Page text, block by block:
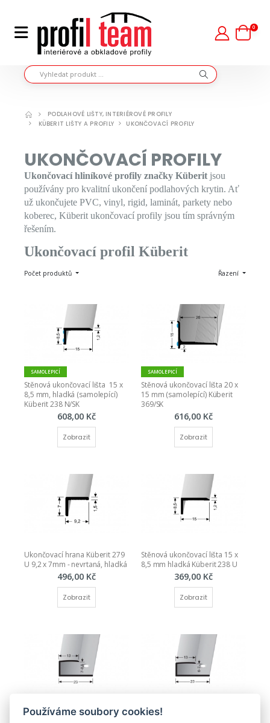
0
PODLAHOVÉ LIŠTY, INTERIÉROVÉ PROFILY
KÜBERIT LIŠTY A PROFILY
UKONČOVACÍ PROFILY
UKONČOVACÍ PROFILY
Ukončovací hliníkové profily značky Küberit jsou
používány pro kvalitní ukončení podlahových krytin. Ať
už ukončujete PVC, vinyl, rigid, laminát, parkety nebo
koberec, Küberit ukončovací profily jsou tím správným
řešením.
Ukončovací profil Küberit
Počet produktů Řazení
SAMOLEPICÍ
Stěnová ukončovací lišta  15 x
8,5 mm, hladká (samolepící)
Küberit 238 N/SK
608,00 Kč
Zobrazit
SAMOLEPICÍ
Stěnová ukončovací lišta 20 x
15 mm (samolepící) Küberit
369/SK
616,00 Kč
Zobrazit
Ukončovací hrana Küberit 279
U 9,2 x 7mm - nevrtaná, hladká
496,00 Kč
Zobrazit
Stěnová ukončovací lišta 15 x
8,5 mm hladká Küberit 238 U
369,00 Kč
Zobrazit
Ukončovací profil hladký 7-
Ukončovací profil hladký 6-
Používáme soubory cookies!